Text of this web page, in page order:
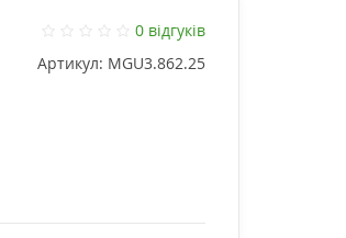
0 відгуків
Артикул: MGU3.862.25